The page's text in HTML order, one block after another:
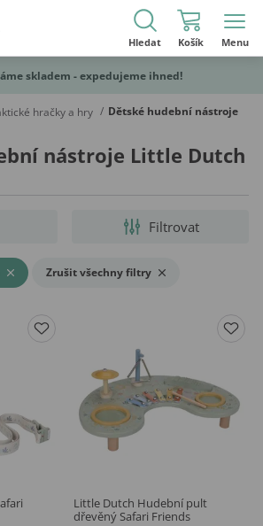
Hledat Košík Menu
skladem - expedujeme ihned!
hračky a hry / Dětské hudební nástroje
nástroje Little Dutch
Filtrovat
Zrušit všechny filtry
Little Dutch Hudební pult
dřevěný Safari Friends